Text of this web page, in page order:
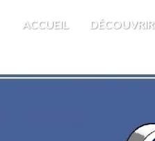
ACCUEIL DÉCOUVRIR